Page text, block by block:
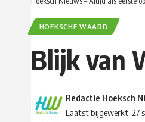
HOEKSCHE WAARD
Blijk van
Laatst bijgewerkt: 27
Redactie Hoeksch